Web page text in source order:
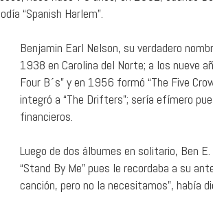
“Spanish Harlem”.
Benjamin Earl Nelson, su verdadero
1938 en Carolina del Norte; a los nueve
Four B´s” y en 1956 formó “The Five
integró a “The Drifters”; sería efímero
financieros.
Luego de dos álbumes en solitario, Ben
“Stand By Me” pues le recordaba a su
canción, pero no la necesitamos”, había